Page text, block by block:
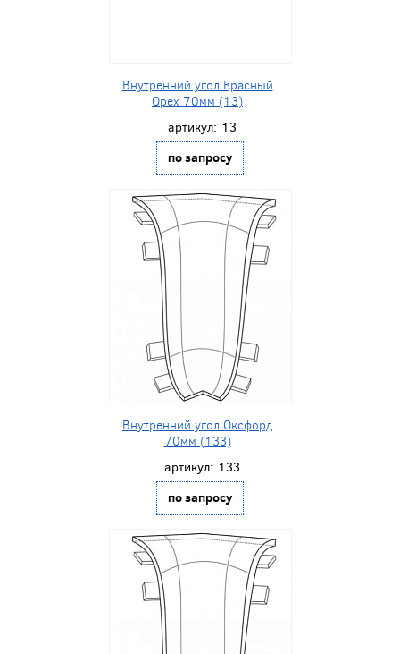
Внутренний угол Красный
Орех 70мм (13)
артикул: 13
по запросу
Внутренний угол Оксфорд
70мм (133)
артикул: 133
по запросу